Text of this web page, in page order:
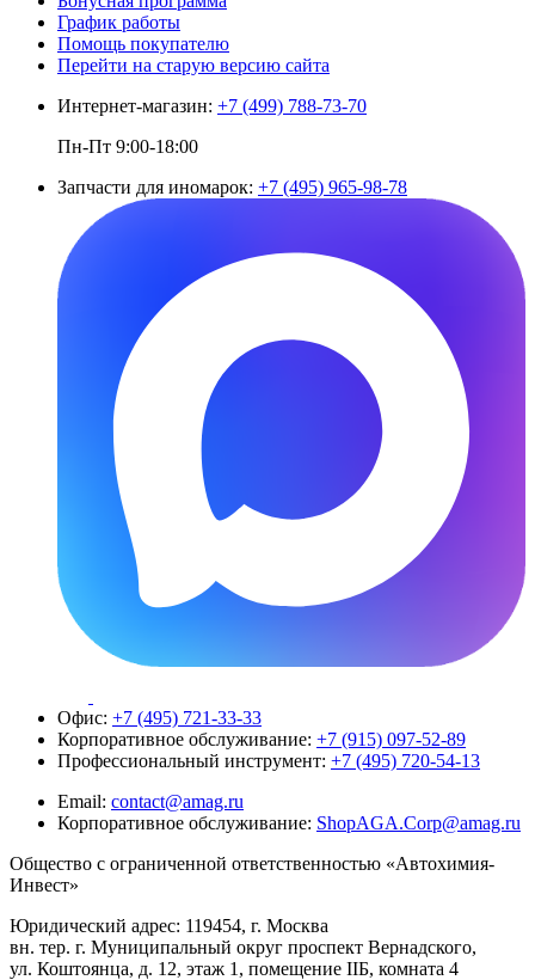
График работы
Помощь покупателю
Перейти на старую версию сайта
Интернет-магазин: +7 (499) 788-73-70
Пн-Пт 9:00-18:00
Запчасти для иномарок: +7 (495) 965-98-78
Офис: +7 (495) 721-33-33
Корпоративное обслуживание: +7 (915) 097-52-89
Профессиональный инструмент: +7 (495) 720-54-13
Email: contact@amag.ru
Корпоративное обслуживание: ShopAGA.Corp@amag.ru
Общество с ограниченной ответственностью «Автохимия-
Инвест»
Юридический адрес: 119454, г. Москва
вн. тер. г. Муниципальный округ проспект Вернадского,
ул. Коштоянца, д. 12, этаж 1, помещение IIБ, комната 4